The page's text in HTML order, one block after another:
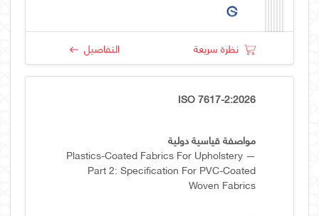
نظرة سريعة التفاصيل
ISO 7617-2:2026
مواصفة قياسية دولية
Plastics-Coated Fabrics For Upholstery —
Part 2: Specification For PVC-Coated
Woven Fabrics